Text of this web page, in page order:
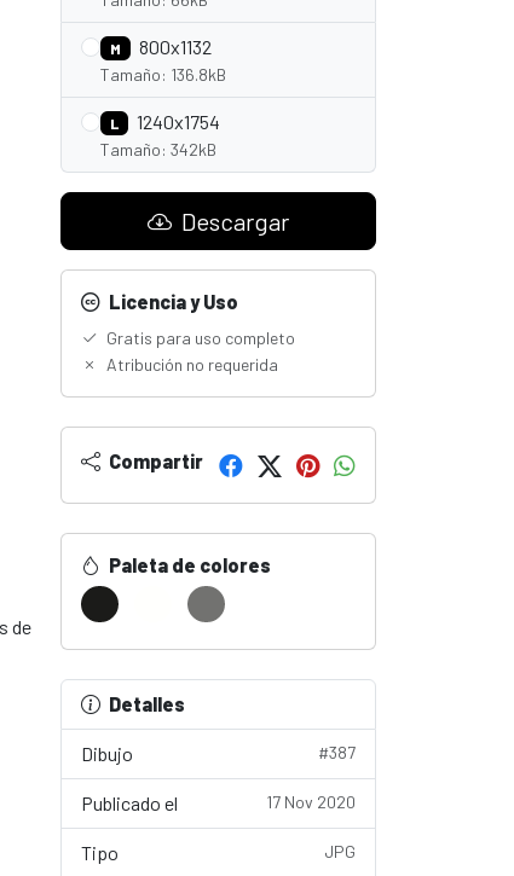
de
M 800x1132
Tamaño: 136.8kB
L 1240x1754
Tamaño: 342kB
Descargar
Licencia y Uso
Gratis para uso completo
Atribución no requerida
Compartir
Paleta de colores
Detalles
Dibujo #387
Publicado el 17 Nov 2020
Tipo JPG